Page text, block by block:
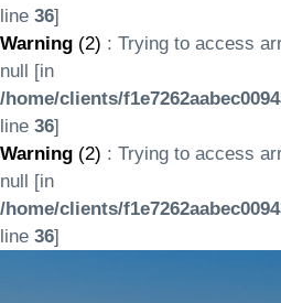
line 36]
Warning (2) : Trying to access
null [in
/home/clients/
line 36]
Warning (2) : Trying to access
null [in
/home/clients/
line 36]